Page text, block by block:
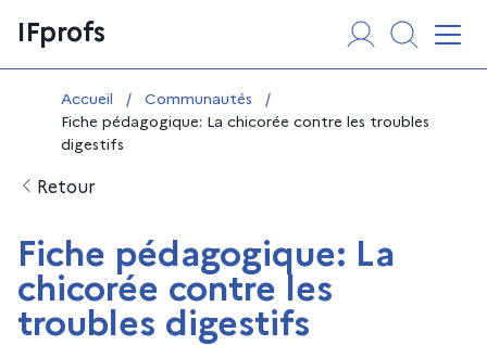
au
contenu
IFprofs
Vous êtes ici :
Accueil / Communautés
/
Fiche pédagogique: La chicorée contre les troubles
digestifs
Retour
Fiche pédagogique: La
chicorée contre les
troubles digestifs